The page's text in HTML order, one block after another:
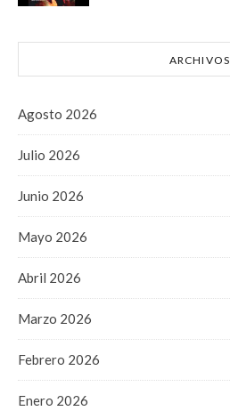
ARCHIVOS
Agosto 2026
Julio 2026
Junio 2026
Mayo 2026
Abril 2026
Marzo 2026
Febrero 2026
Enero 2026